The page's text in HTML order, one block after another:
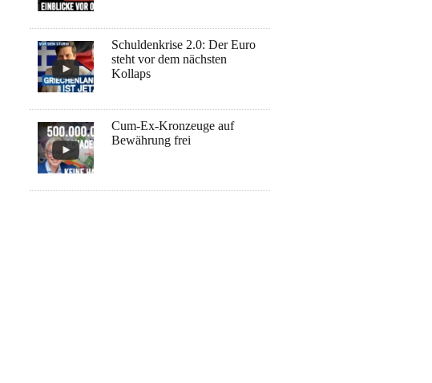
Schuldenkrise 2.0: Der Euro
steht vor dem nächsten
Kollaps
Cum-Ex-Kronzeuge auf
Bewährung frei